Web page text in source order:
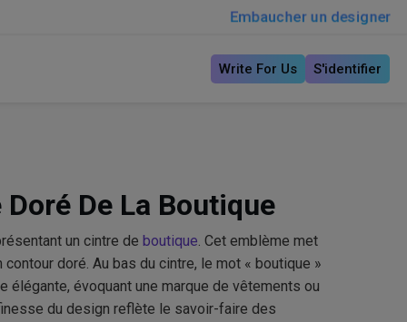
Embaucher un designer
Write For Us S'identifier
De La Boutique
un cintre de boutique. Cet emblème met
doré. Au bas du cintre, le mot « boutique »
élégante, évoquant une marque de vêtements ou
du design reflète le savoir-faire des